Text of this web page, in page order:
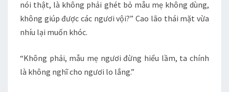
nói thật, là không phải ghét bỏ mẫu mẹ không dùng,
không giúp được các ngươi vội?” Cao lão thái mặt vừa
nhíu lại muốn khóc.
“Không phải, mẫu mẹ ngươi đừng hiểu lầm, ta chính
là không nghĩ cho ngươi lo lắng.”